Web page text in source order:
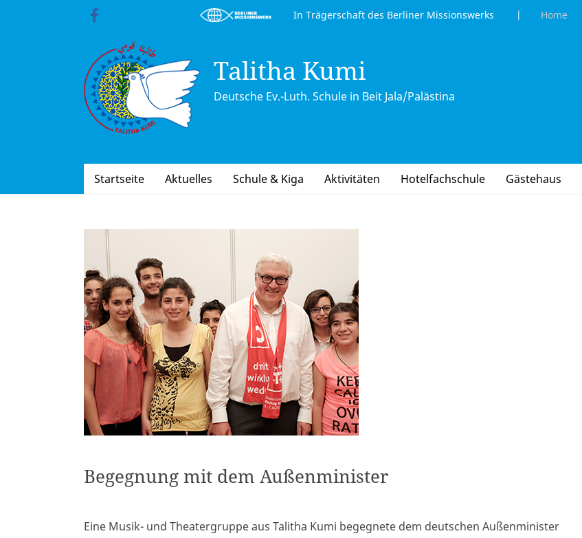
In Trägerschaft des Berliner Missionswerks | Home
Talitha Kumi
Deutsche Ev.-Luth. Schule in Beit Jala/Palästina
Startseite Aktuelles Schule & Kiga Aktivitäten Hotelfachschule Gästehaus
Begegnung mit dem Außenminister
Eine Musik- und Theatergruppe aus Talitha Kumi begegnete dem deutschen Außenminister